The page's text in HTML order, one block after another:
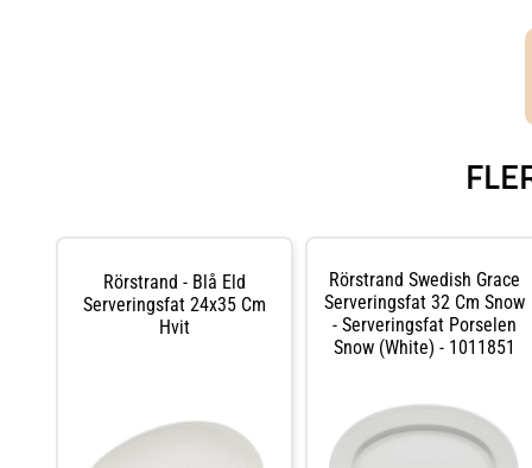
Rörstrand - Blå Eld
Serveringsfat 24x35 Cm
Hvit
Rörstrand Swedish Grace
Serveringsfat 32 Cm Snow
- Serveringsfat Porselen
Snow (White) - 1011851